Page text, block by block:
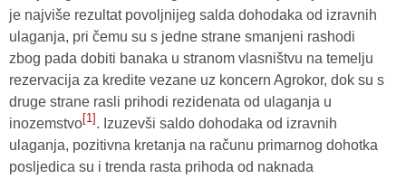
je najviše rezultat povoljnijeg salda dohodaka od izravnih
ulaganja, pri čemu su s jedne strane smanjeni rashodi
zbog pada dobiti banaka u stranom vlasništvu na temelju
rezervacija za kredite vezane uz koncern Agrokor, dok su s
druge strane rasli prihodi rezidenata od ulaganja u
inozemstvo[1] . Izuzevši saldo dohodaka od izravnih
ulaganja, pozitivna kretanja na računu primarnog dohotka
posljedica su i trenda rasta prihoda od naknada